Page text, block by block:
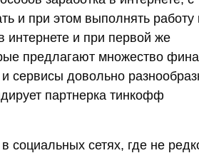
и при этом выполнять работу
интернете и при первой же
предлагают множество
сервисы довольно
партнерка тинкофф
социальных сетях, где не